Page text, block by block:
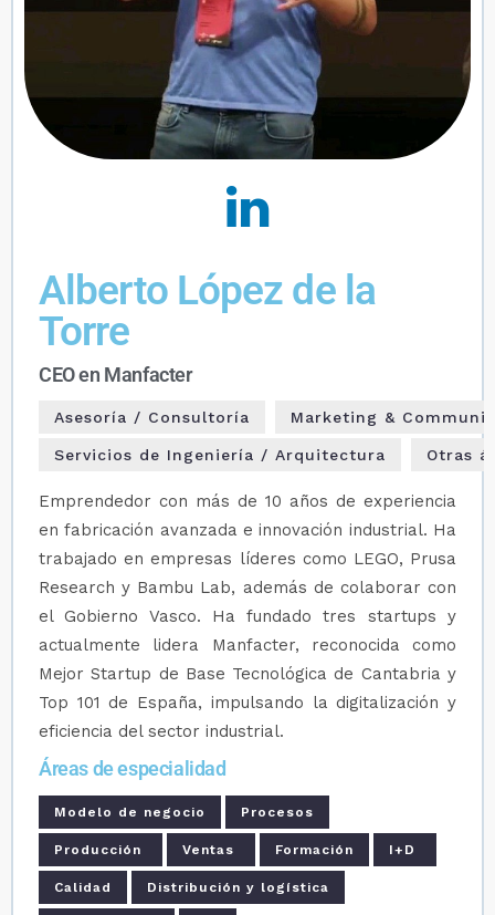
Alberto López de la
Torre
CEO en Manfacter
Asesoría / Consultoría Marketing &
Servicios de Ingeniería / Arquitectura Otras
Emprendedor con más de 10 años de experiencia
en fabricación avanzada e innovación industrial. Ha
trabajado en empresas líderes como LEGO, Prusa
Research y Bambu Lab, además de colaborar con
el Gobierno Vasco. Ha fundado tres startups y
actualmente lidera Manfacter, reconocida como
Mejor Startup de Base Tecnológica de Cantabria y
Top 101 de España, impulsando la digitalización y
eficiencia del sector industrial.
Áreas de especialidad
Modelo de negocio Procesos
Producción Ventas Formación I+D
Calidad Distribución y logística